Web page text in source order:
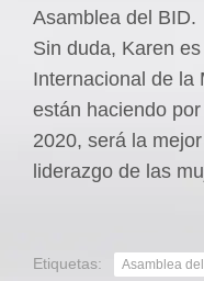
Asamblea del BID.
Sin duda, Karen
Internacional de la
están haciendo
2020, será la
liderazgo de las
Etiquetas: Asamblea